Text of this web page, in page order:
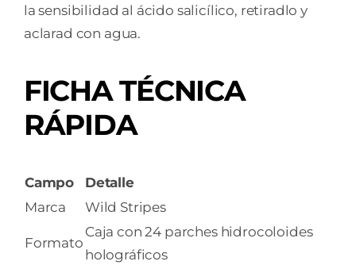
la sensibilidad al ácido salicílico, retiradlo y
aclarad con agua.
FICHA TÉCNICA
RÁPIDA
Campo
Detalle
Marca
Wild Stripes
Formato
Caja con 24 parches hidrocoloides
holográficos